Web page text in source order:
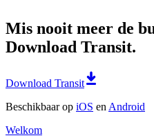
Mis nooit meer de
Download Transit.
Download Transit
Beschikbaar op iOS en Android
Welkom